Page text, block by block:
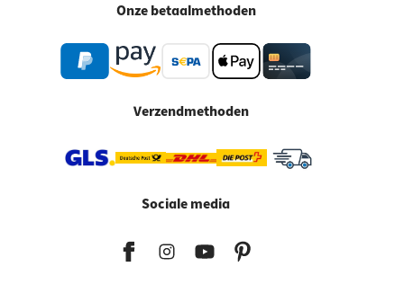
Onze betaalmethoden
Verzendmethoden
Sociale media